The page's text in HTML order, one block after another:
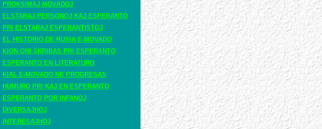
PROKSIMAJ MOVADOJ
ELSTARAJ PERSONOJ KAJ ESPERANTO
PRI ELSTARAJ ESPERANTISTOJ
EL HISTORIO DE RUSIA E-MOVADO
KION ONI SKRIBAS PRI ESPERANTO
ESPERANTO EN LITERATURO
KIAL E-MOVADO NE PROGRESAS
HUMURO PRI KAJ EN ESPERANTO
ESPERANTO POR INFANOJ
DIVERSAJHOJ
INTERESAJHOJ